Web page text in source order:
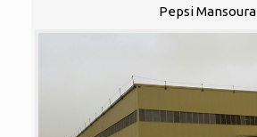
Pepsi Mansoura